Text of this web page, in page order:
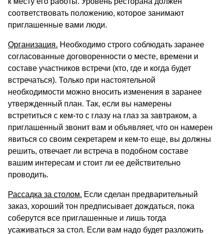
соответствовать положению, которое занимают
приглашенные вами люди.
Организация. Необходимо строго соблюдать заранее
согласованные договоренности о месте, времени и
составе участников встречи (кто, где и когда будет
встречаться). Только при настоятельной
необходимости можно вносить изменения в заранее
утвержденный план. Так, если вы намерены
встретиться с кем-то с глазу на глаз за завтраком, а
приглашенный звонит вам и объявляет, что он намерен
явиться со своим секретарем и кем-то еще, вы должны
решить, отвечает ли встреча в подобном составе
вашим интересам и стоит ли ее действительно
проводить.
Рассадка за столом. Если сделан предварительный
заказ, хороший тон предписывает дождаться, пока
соберутся все приглашенные и лишь тогда
усаживаться за стол. Если вам надо будет разложить